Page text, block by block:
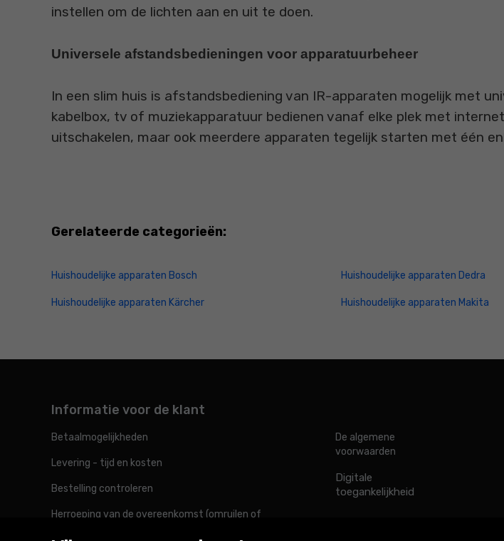
instellen om de lichten aan en uit te doen.
Universele afstandsbedieningen voor apparatuurbeheer
In een slim huis is afstandsbediening van IR-apparaten mogelijk met
kabelbox, tv of muziekapparatuur bedienen vanaf elke plek met
uitschakelen, maar ook meerdere apparaten tegelijk starten met één
Gerelateerde categorieën:
Huishoudelijke apparaten Bosch
Huishoudelijke apparaten Kärcher
Huishoudelijke apparaten Dedra
Huishoudelijke apparaten Makita
Informatie voor de klant
Betaalmogelijkheden
Levering - tijd en kosten
Bestelling controleren
Herroeping van de overeenkomst (omruilen of
De algemene
voorwaarden
Digitale
toegankelijkheid